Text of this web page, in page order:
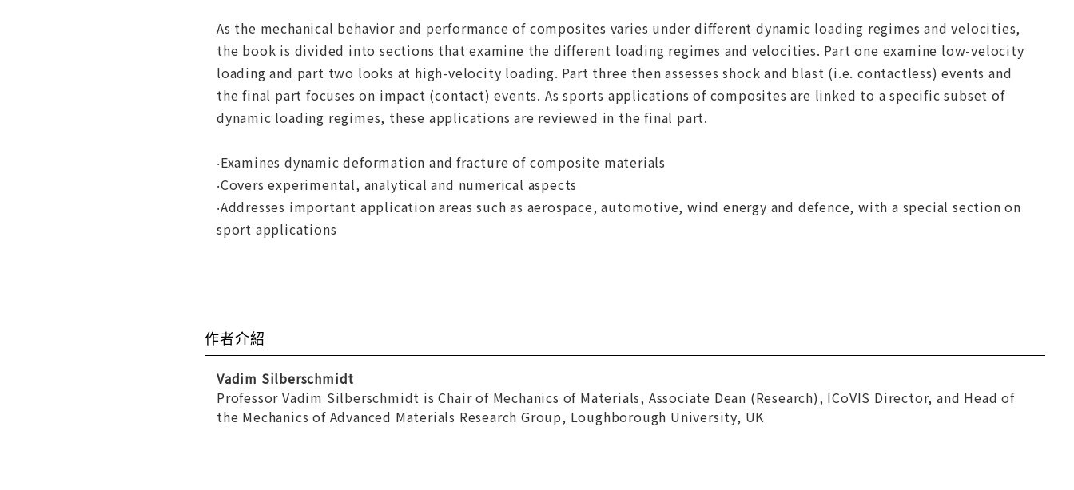
As the mechanical behavior and performance of composites varies under different dynamic loading regimes and velocities,
the book is divided into sections that examine the different loading regimes and velocities. Part one examine low-velocity
loading and part two looks at high-velocity loading. Part three then assesses shock and blast (i.e. contactless) events and
the final part focuses on impact (contact) events. As sports applications of composites are linked to a specific subset of
dynamic loading regimes, these applications are reviewed in the final part.
‧Examines dynamic deformation and fracture of composite materials
‧Covers experimental, analytical and numerical aspects
‧Addresses important application areas such as aerospace, automotive, wind energy and defence, with a special section on
sport applications
作者介紹
Vadim Silberschmidt
Professor Vadim Silberschmidt is Chair of Mechanics of Materials, Associate Dean (Research), ICoVIS Director, and Head of
the Mechanics of Advanced Materials Research Group, Loughborough University, UK